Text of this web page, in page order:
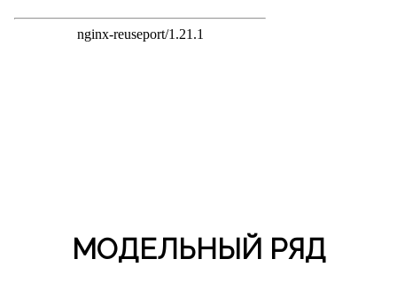
МОДЕЛЬНЫЙ РЯД